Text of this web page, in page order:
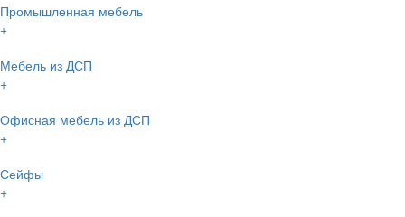
Промышленная мебель
+
Мебель из ДСП
+
Офисная мебель из ДСП
+
Сейфы
+